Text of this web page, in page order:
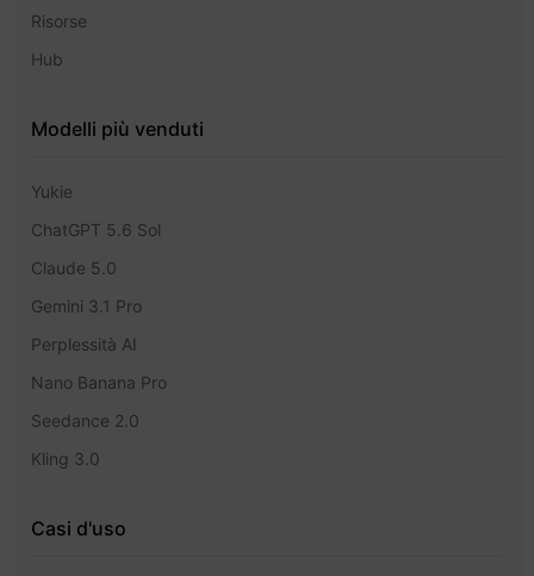
Risorse
Hub
Modelli più venduti
Yukie
ChatGPT 5.6 Sol
Claude 5.0
Gemini 3.1 Pro
Perplessità AI
Nano Banana Pro
Seedance 2.0
Kling 3.0
Casi d'uso